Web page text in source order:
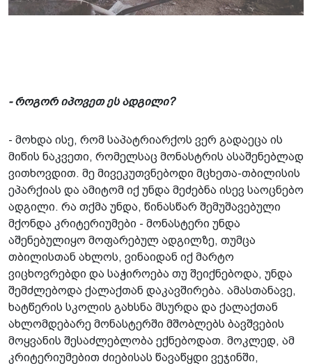
- როგორ იპოვეთ ეს ადგილი?
- მოხდა ისე, რომ საპატრიარქოს ვერ გადაეცა ის
მიწის ნაკვეთი, რომელსაც მონასტრის ასაშენებლად
ვითხოვდით. მე მივეკუთვნებოდი მცხეთა-თბილისის
ეპარქიას და ამიტომ იქ უნდა მეძებნა ისევ საოცნებო
ადგილი. რა თქმა უნდა, წინასწარ შემუშავებული
მქონდა კრიტერიუმები - მონასტერი უნდა
აშენებულიყო მოფარებულ ადგილზე, თუმცა
თბილისთან ახლოს, ვინაიდან იქ მარტო
ვიცხოვრებდი და საჭიროება თუ შეიქნებოდა, უნდა
შემძლებოდა ქალაქთან დაკავშირება. ამასთანავე,
ხატწერის სკოლის გახსნა მსურდა და ქალაქთან
ახლომდებარე მონასტერში მშობლებს ბავშვების
მოყვანის შესაძლებლობა ექნებოდათ. მოკლედ, ამ
კრიტერიუმებით ძიებისას წავაწყდი ვეჯინში,